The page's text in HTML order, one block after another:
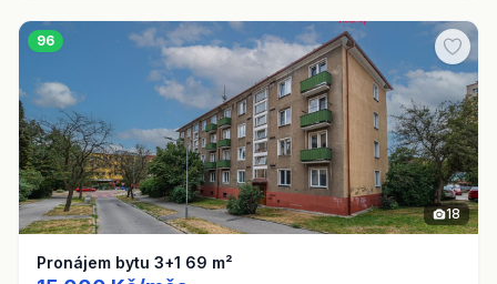
96
18
Pronájem bytu 3+1 69 m²